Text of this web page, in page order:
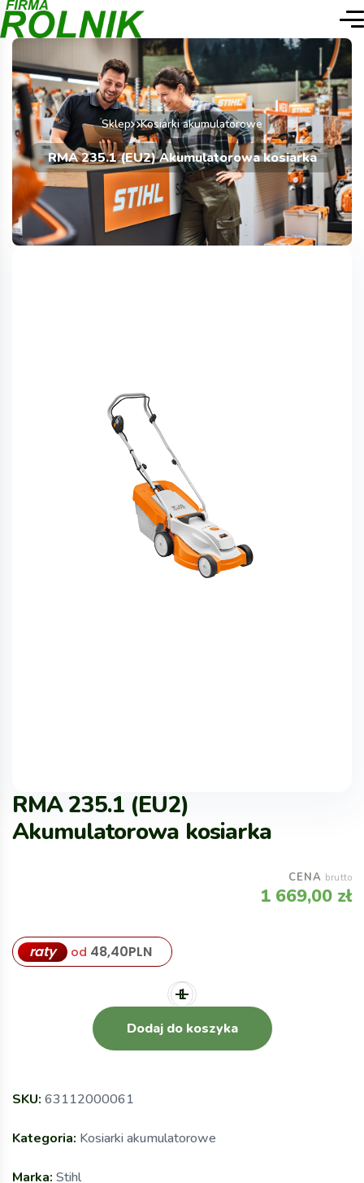
Sklep Kosiarki akumulatorowe
RMA 235.1 (EU2) Akumulatorowa kosiarka
RMA 235.1 (EU2)
Akumulatorowa kosiarka
CENA brutto
1 669,00 zł
raty od 48,40PLN
Dodaj do koszyka
SKU: 63112000061
Kategoria: Kosiarki akumulatorowe
Marka: Stihl